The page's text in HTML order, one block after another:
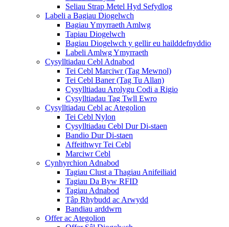
Seliau Strap Metel Hyd Sefydlog
Labeli a Bagiau Diogelwch
Bagiau Ymyrraeth Amlwg
Tapiau Diogelwch
Bagiau Diogelwch y gellir eu hailddefnyddio
Labeli Amlwg Ymyrraeth
Cysylltiadau Cebl Adnabod
Tei Cebl Marciwr (Tag Mewnol)
Tei Cebl Baner (Tag Tu Allan)
Cysylltiadau Arolygu Codi a Rigio
Cysylltiadau Tag Twll Ewro
Cysylltiadau Cebl ac Ategolion
Tei Cebl Nylon
Cysylltiadau Cebl Dur Di-staen
Bandio Dur Di-staen
Affeithwyr Tei Cebl
Marciwr Cebl
Cynhyrchion Adnabod
Tagiau Clust a Thagiau Anifeiliaid
Tagiau Da Byw RFID
Tagiau Adnabod
Tâp Rhybudd ac Arwydd
Bandiau arddwrn
Offer ac Ategolion